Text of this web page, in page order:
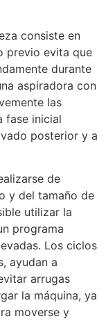
consiste en
previo evita que
durante
aspiradora con
las
fase inicial
posterior y a
de
y del tamaño de
utilizar la
programa
Los ciclos
ayudan a
arrugas
la máquina, ya
moverse y